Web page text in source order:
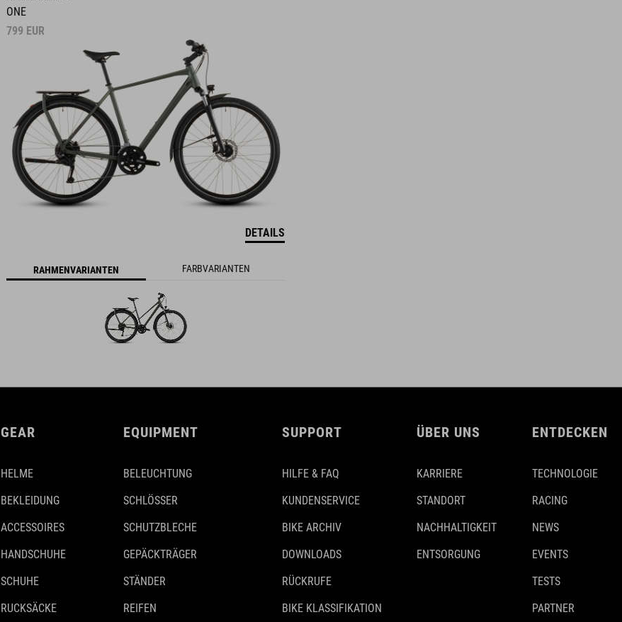
ONE
799 EUR
DETAILS
RAHMENVARIANTEN FARBVARIANTEN
GEAR
HELME
BEKLEIDUNG
ACCESSOIRES
HANDSCHUHE
SCHUHE
RUCKSÄCKE
EQUIPMENT
BELEUCHTUNG
SCHLÖSSER
SCHUTZBLECHE
GEPÄCKTRÄGER
STÄNDER
REIFEN
SUPPORT
HILFE & FAQ
KUNDENSERVICE
BIKE ARCHIV
DOWNLOADS
RÜCKRUFE
BIKE KLASSIFIKATION
ÜBER UNS
KARRIERE
STANDORT
NACHHALTIGKEIT
ENTSORGUNG
ENTDECKEN
TECHNOLOGIE
RACING
NEWS
EVENTS
TESTS
PARTNER